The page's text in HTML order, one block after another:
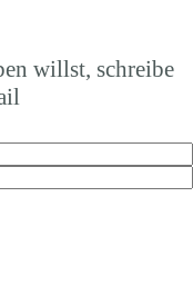
willst, schreibe